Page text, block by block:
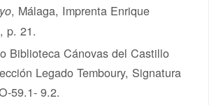
, Málaga, Imprenta Enrique
p. 21.
Biblioteca Cánovas del Castillo
Legado Temboury, Signatura
59.1- 9.2.